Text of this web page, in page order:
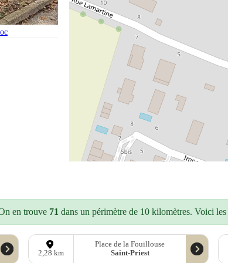
en trouve 71 dans un périmètre de 10 kilomètres. Voici
2,28 km
Place de la Fouillouse
Saint-Priest